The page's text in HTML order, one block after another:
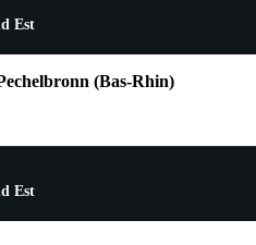
Est
(Bas-Rhin)
Est